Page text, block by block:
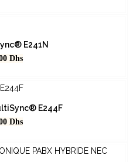
E241N
Dhs
E244F
Dhs